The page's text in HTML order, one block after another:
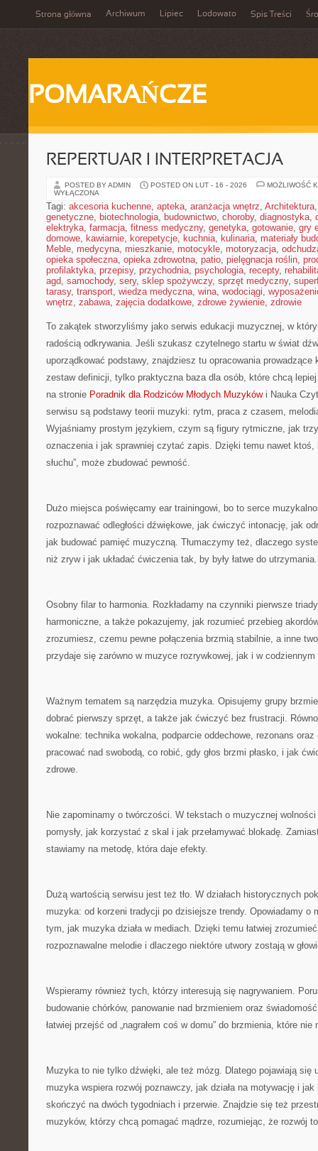
Strona główna Archiwum Lipiec Lodowato Spis Treści
POMARAŃCZE
REPERTUAR I INTERPRETACJA
POSTED BY ADMIN POSTED ON LUT - 16 - 2026
MOŻLIWOŚĆ
WYŁĄCZONA
Tagi: akcesoria kuchenne, apteka, aranżacja wnętrz, Architektura
genetyczne, biotechnologia, budownictwo, choroby, diagnostyka,
elektryka, farmacja, fitness medyczny, genetyka, gotowanie, gry
domowe, kawiarnie, korepetycje, kuchnia, kulinaria, materiały
Meble, medycyna, mieszkanie, motocykle, motoryzacja,
opieka społeczna, opieka zdrowotna, patio, pielęgnacja roślin,
profilaktyka, przepisy, przychodnia, psychologia, recepty,
agd, samochody, sery, sklep spożywczy, sprzęt medyczny,
tarasy, transport, wiedza medyczna, wina, wodociągi,
wnętrz, zabawa, zajęcia dodatkowe, zdrowe żywienie, zdrowie
To zakątek stworzyliśmy jako serwis edukacji muzycznej, w
radością odkrywania. Jeśli szukasz czytelnego startu w świat
uporządkować podstawy, znajdziesz tu opracowania prowadzące
zestaw definicji, tylko praktyczna baza dla osób, które chcą
na stronie Poradnik dla Rodziców Młodych Muzykówi Nauka
serwisu są podstawy teorii muzyki: rytm, praca z czasem,
Wyjaśniamy prostym językiem, czym są figury rytmiczne, jak
oznaczenia i jak sprawniej czytać zapis. Dzięki temu nawet ktoś,
słuchu”, może zbudować pewność.
Dużo miejsca poświęcamy ear trainingowi, bo to serce
rozpoznawać odległości dźwiękowe, jak ćwiczyć intonację, jak
jak budować pamięć muzyczną. Tłumaczymy też, dlaczego
niż zryw i jak układać ćwiczenia tak, by były łatwe do utrzymania.
Osobny filar to harmonia. Rozkładamy na czynniki pierwsze
harmoniczne, a także pokazujemy, jak rozumieć przebieg
zrozumiesz, czemu pewne połączenia brzmią stabilnie, a inne
przydaje się zarówno w muzyce rozrywkowej, jak i w codziennym
Ważnym tematem są narzędzia muzyka. Opisujemy grupy
dobrać pierwszy sprzęt, a także jak ćwiczyć bez frustracji.
wokalne: technika wokalna, podparcie oddechowe, rezonans
pracować nad swobodą, co robić, gdy głos brzmi płasko, i jak
zdrowe.
Nie zapominamy o twórczości. W tekstach o muzycznej
pomysły, jak korzystać z skal i jak przełamywać blokadę.
stawiamy na metodę, która daje efekty.
Dużą wartością serwisu jest też tło. W działach historycznych
muzyka: od korzeni tradycji po dzisiejsze trendy. Opowiadamy o
tym, jak muzyka działa w mediach. Dzięki temu łatwiej
rozpoznawalne melodie i dlaczego niektóre utwory zostają w
Wspieramy również tych, którzy interesują się nagrywaniem.
budowanie chórków, panowanie nad brzmieniem oraz
łatwiej przejść od „nagrałem coś w domu” do brzmienia, które nie
Muzyka to nie tylko dźwięki, ale też mózg. Dlatego pojawiają się
muzyka wspiera rozwój poznawczy, jak działa na motywację i
skończyć na dwóch tygodniach i przerwie. Znajdzie się też
muzyków, którzy chcą pomagać mądrze, rozumiejąc, że rozwój